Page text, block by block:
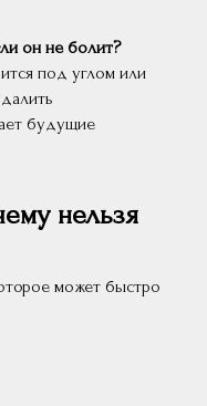
он не болит?
под углом или
будущие
нельзя
может быстро